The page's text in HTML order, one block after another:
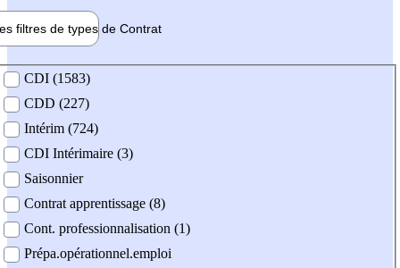
filtres de types de Contrat
contrat
CDI (1583)
CDD (227)
Intérim (724)
CDI Intérimaire (3)
Saisonnier
Contrat apprentissage (8)
Cont. professionnalisation (1)
Prépa.opérationnel.emploi